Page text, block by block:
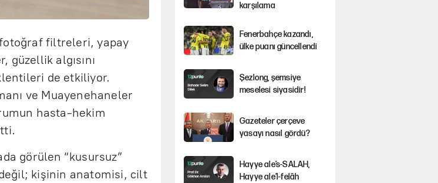
filtreleri, yapay
algısını
de etkiliyor.
ve Muayenehaneler
hasta-hekim
görülen “kusursuz”
kişinin anatomisi, cilt
karşılama
Fenerbahçe kazandı,
ülke puanı güncellendi
Şezlong, şemsiye
meselesi siyasidir!
Gazeteler çerçeve
yasayı nasıl gördü?
Hayye ale’s-SALAH,
Hayye ale’l-felâh